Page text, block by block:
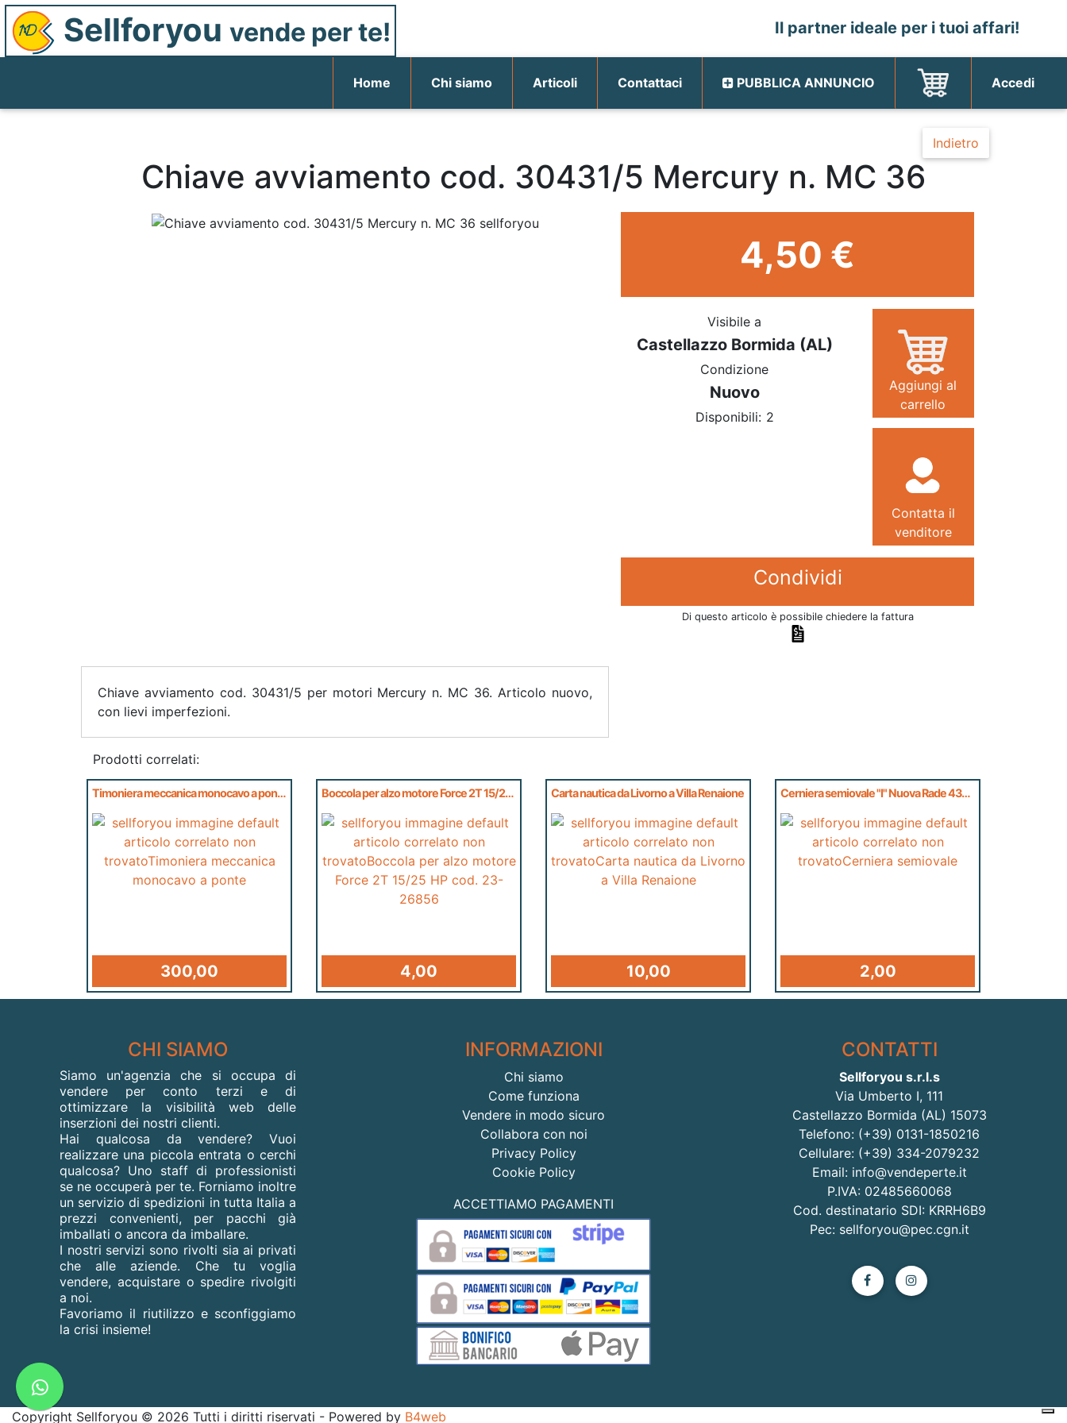
Sellforyou vende per te! Il partner ideale per i tuoi affari!
Home (current)Chi siamo Articoli Contattaci PUBBLICA ANNUNCIO Accedi
Indietro
Chiave avviamento cod. 30431/5 Mercury n. MC 36
4,50 €
Visibile a
Castellazzo Bormida (AL)
Condizione
Nuovo
Disponibili: 2
Aggiungi al
carrello
Contatta il
venditore
Condividi
Di questo articolo è possibile chiedere la fattura
Chiave avviamento cod. 30431/5 per motori Mercury n. MC 36. Articolo nuovo,
con lievi imperfezioni.
Prodotti correlati:
Timoniera meccanica monocavo a ponte
300,00
Boccola per alzo motore Force 2T 15/25 HP cod. 23-26856
4,00
Carta nautica da Livorno a Villa Renaione
10,00
Cerniera semiovale "I" Nuova Rade 43686
2,00
CHI SIAMO
Siamo un'agenzia che si occupa di
vendere per conto terzi e di
ottimizzare la visibilità web delle
inserzioni dei nostri clienti.
Hai qualcosa da vendere? Vuoi
realizzare una piccola entrata o cerchi
qualcosa? Uno staff di professionisti
se ne occuperà per te. Forniamo inoltre
un servizio di spedizioni in tutta Italia a
prezzi convenienti, per pacchi già
imballati o ancora da imballare.
I nostri servizi sono rivolti sia ai privati
che alle aziende. Che tu voglia
vendere, acquistare o spedire rivolgiti
a noi.
Favoriamo il riutilizzo e sconfiggiamo
la crisi insieme!
INFORMAZIONI
Chi siamo
Come funziona
Vendere in modo sicuro
Collabora con noi
Privacy Policy
Cookie Policy
ACCETTIAMO PAGAMENTI
CONTATTI
Sellforyou s.r.l.s
Via Umberto I, 111
Castellazzo Bormida (AL) 15073
Telefono: (+39) 0131-1850216
Cellulare: (+39) 334-2079232
Email: info@vendeperte.it
P.IVA: 02485660068
Cod. destinatario SDI: KRRH6B9
Pec: sellforyou@pec.cgn.it
Copyright Sellforyou © 2026 Tutti i diritti riservati - Powered by B4web